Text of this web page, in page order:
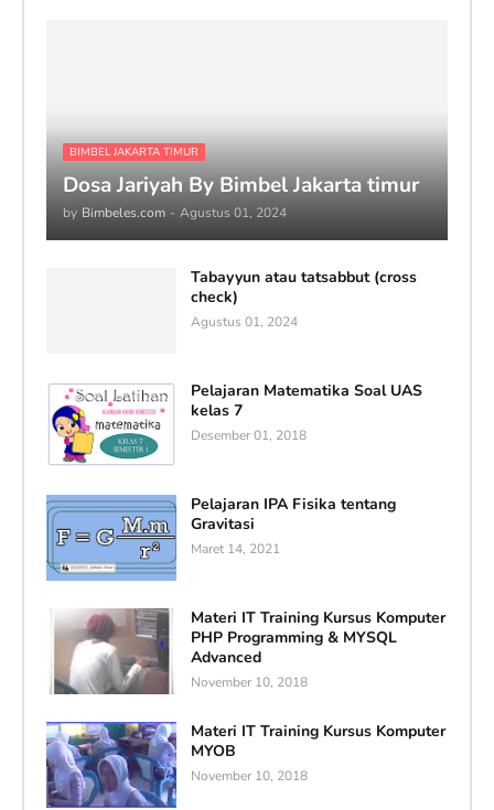
BIMBEL JAKARTA TIMUR
Dosa Jariyah By Bimbel Jakarta timur
by Bimbeles.com - Agustus 01, 2024
Tabayyun atau tatsabbut (cross
check)
Agustus 01, 2024
Pelajaran Matematika Soal UAS
kelas 7
Desember 01, 2018
Pelajaran IPA Fisika tentang
Gravitasi
Maret 14, 2021
Materi IT Training Kursus Komputer
PHP Programming & MYSQL
Advanced
November 10, 2018
Materi IT Training Kursus Komputer
MYOB
November 10, 2018